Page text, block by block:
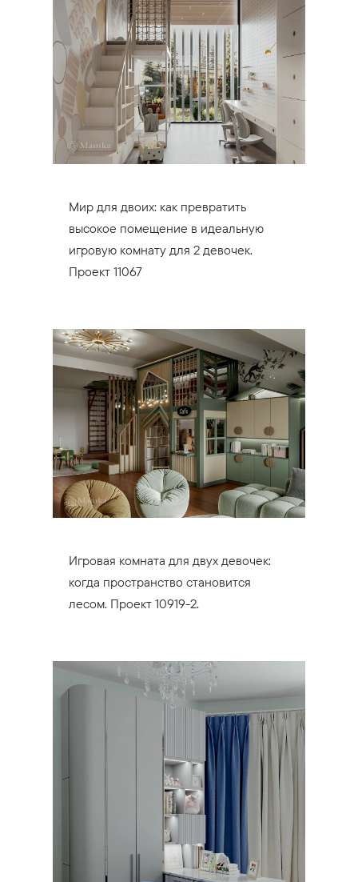
Мир для двоих: как превратить
высокое помещение в идеальную
игровую комнату для 2 девочек.
Проект 11067
Игровая комната для двух девочек:
когда пространство становится
лесом. Проект 10919-2.